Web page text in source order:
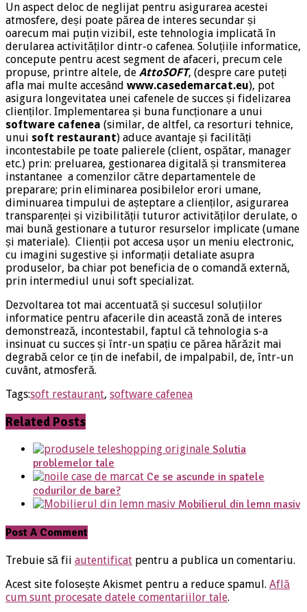
Un aspect deloc de neglijat pentru asigurarea acestei
atmosfere, deși poate părea de interes secundar și
oarecum mai puțin vizibil, este tehnologia implicată în
derularea activităților dintr-o cafenea. Soluțiile informatice,
concepute pentru acest segment de afaceri, precum cele
propuse, printre altele, de AttoSOFT, (despre care puteți
afla mai multe accesând www.casedemarcat.eu), pot
asigura longevitatea unei cafenele de succes și fidelizarea
clienților. Implementarea și buna funcționare a unui
software cafenea (similar, de altfel, ca resorturi tehnice,
unui soft restaurant) aduce avantaje și facilități
incontestabile pe toate palierele (client, ospătar, manager
etc.) prin: preluarea, gestionarea digitală și transmiterea
instantanee a comenzilor către departamentele de
preparare; prin eliminarea posibilelor erori umane,
diminuarea timpului de așteptare a clienților, asigurarea
transparenței și vizibilității tuturor activităților derulate, o
mai bună gestionare a tuturor resurselor implicate (umane
și materiale). Clienții pot accesa ușor un meniu electronic,
cu imagini sugestive și informații detaliate asupra
produselor, ba chiar pot beneficia de o comandă externă,
prin intermediul unui soft specializat.
Dezvoltarea tot mai accentuată și succesul soluțiilor
informatice pentru afacerile din această zonă de interes
demonstrează, incontestabil, faptul că tehnologia s-a
insinuat cu succes și într-un spațiu ce părea hărăzit mai
degrabă celor ce țin de inefabil, de impalpabil, de, într-un
cuvânt, atmosferă.
Tags:soft restaurant, software cafenea
Related Posts
Solutia
problemelor tale
Ce se ascunde in spatele
codurilor de bare?
Mobilierul din lemn masiv
Post A Comment
Trebuie să fii autentificat pentru a publica un comentariu.
Acest site folosește Akismet pentru a reduce spamul. Află
cum sunt procesate datele comentariilor tale.